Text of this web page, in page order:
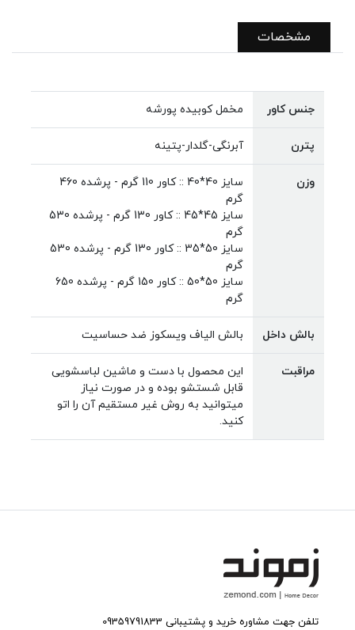
مشخصات
جنس کاور مخمل کوبیده پورشه
پترن آبرنگی-گلدار-پتینه
وزن
سایز 40*40 :: کاور 110 گرم - پرشده 460
گرم
سایز 45*45 :: کاور 130 گرم - پرشده 530
گرم
سایز 50*35 :: کاور 130 گرم - پرشده 530
گرم
سایز 50*50 :: کاور 150 گرم - پرشده 650
گرم
بالش داخل بالش الیاف ویسکوز ضد حساسیت
مراقبت
این محصول با دست و ماشین لباسشویی
قابل شستشو بوده و در صورت نیاز
میتوانید به روش غیر مستقیم آن را اتو
کنید.
تلفن جهت مشاوره خرید و پشتیبانی 09359791833